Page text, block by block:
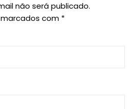
não será publicado.
com *